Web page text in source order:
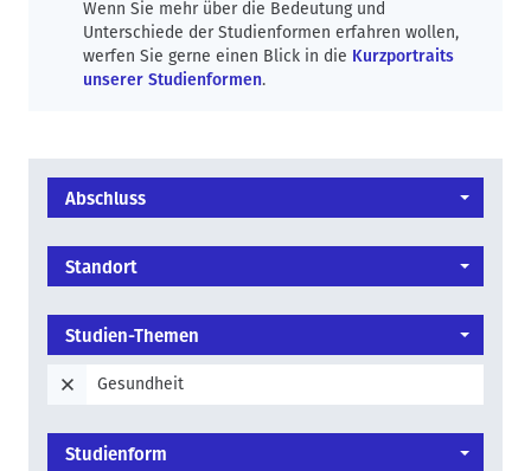
Wenn Sie mehr über die Bedeutung und
Unterschiede der Studienformen erfahren wollen,
werfen Sie gerne einen Blick in die Kurzportraits
unserer Studienformen.
Abschluss
Standort
Studien-Themen
Gesundheit
Studienform